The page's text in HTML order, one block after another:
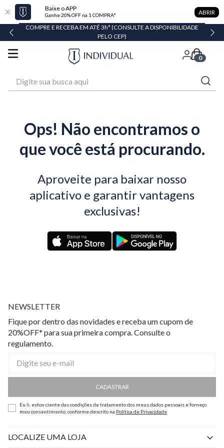
Baixe o APP
Ganhe 20% OFF na 1 COMPRA* ABRIR
COMPRE E RECEBA EM ATÉ 3h* (CONSULTE A DISPONIBILIDADE
PELO CEP)
0
Ops! Não encontramos o
que você está procurando.
Aproveite para baixar nosso
aplicativo e garantir vantagens
exclusivas!
NEWSLETTER
Fique por dentro das novidades e receba um cupom de
20%OFF* para sua primeira compra. Consulte o
regulamento.
CADASTRAR
Eu li, estou ciente das condições de tratamento dos meus dados pessoais e forneço
meu consentimento, conforme descrito na Política de Privacidade
LOCALIZE UMA LOJA